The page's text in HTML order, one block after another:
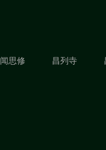
闻思修 昌列寺